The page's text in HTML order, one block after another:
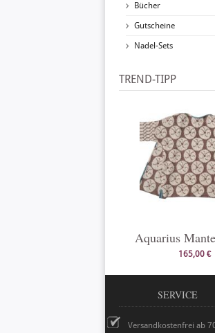
Bücher
Gutscheine
Nadel-Sets
TREND-TIPP
Aquarius
165,00 €
SERVICE
Versandkostenfrei ab